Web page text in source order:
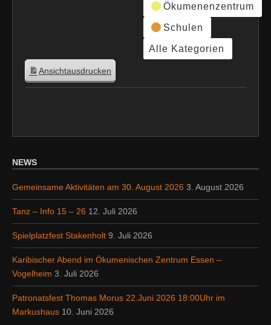
Ökumenenzentrum
Schulen
Alle Kategorien
Ansichtausdrucken
NEWS
Gemeinsame Aktivitäten am 30. August 2026 3. August 2026
Tanz – Info 15 – 26 12. Juli 2026
Spielplatzfest Stakenholt 9. Juli 2026
Karibischer Abend im Ökumenischen Zentrum Essen –
Vogelheim 3. Juli 2026
Patronatsfest Thomas Morus 22.Juni 2026 18:00Uhr im
Markushaus 10. Juni 2026